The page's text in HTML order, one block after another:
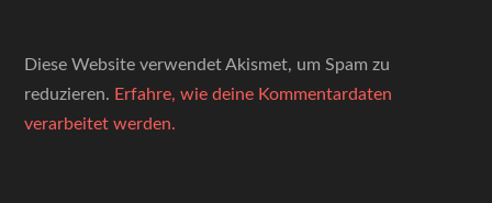
Diese Website verwendet Akismet, um Spam zu
reduzieren. Erfahre, wie deine Kommentardaten
verarbeitet werden.